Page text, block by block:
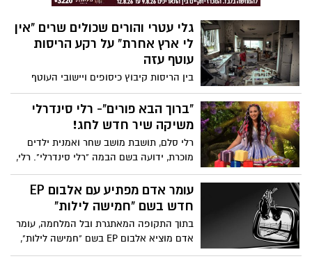
גלי עטרי והורים שכולים שרים "אין
לי ארץ אחרת" על רקע הריסות
עוטף עזה
בין הריסות קיבוץ כיסופים ויישובי העוטף
שנפגעו בשביעי באוקטובר, צילמה הזמרת גלי
עטרי חידוש מרגש לשיר המלחמה המוכר "אין
לי ארץ אחרת", יחד עם הורים שכולים.
"ברוך הבא פורים"- רלי סינדרלי
משיקה שיר חדש לחג!
רלי סלם, תושבת מושב שחר ואמנית ילדים
מוכרת, ידועה בשם הבמה "רלי סינדרלי". רלי,
בת 35, נשואה לאורי ואמא לשני ילדים, גאיה
וארי, עוסקת כבר שנים בתחום הפקות
ופעילויות לילדים. לכבוד חג פורים, משיקה
מיוחד ל"יישובניק נט", היא מספרת על הסיבה
להשקת השיר ועל הקשר המיוחד שלה לחג
עומר אדם מפתיע עם אלבום EP
חדש בשם "חמישה לילות"
בתוך התקופה המאתגרת ובל המלחמה, עומר
אדם מוציא אלבום EP בשם "חמישה לילות",
עם חמישה שירים חדשים: "מבת ים ועד